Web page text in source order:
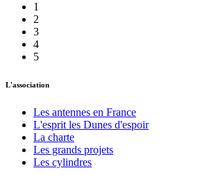
1
2
3
4
5
L'association
Les antennes en France
L'esprit les Dunes d'espoir
La charte
Les grands projets
Les cylindres